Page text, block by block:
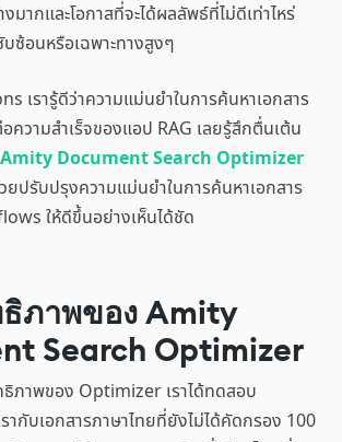
ากและโอกาสที่จะได้ผลลัพธ์ที่ไม่ดีเท่าไหร่
บซ้อนหรือเฉพาะทางสูงๆ
เรารู้ดีว่าความแม่นยำในการค้นหาเอกสาร
วามสำเร็จของแอป RAG เลยรู้สึกตื่นเต้น
Amity Document Search Optimizer
ยปรับปรุงความแม่นยำในการค้นหาเอกสาร
ให้ดีขึ้นอย่างเห็นได้ชัด
ธิภาพของ Amity
Search Optimizer
ธิภาพของ Optimizer เราได้ทดสอบ
กับเอกสารภาษาไทยที่ยังไม่ได้คัดกรอง 100